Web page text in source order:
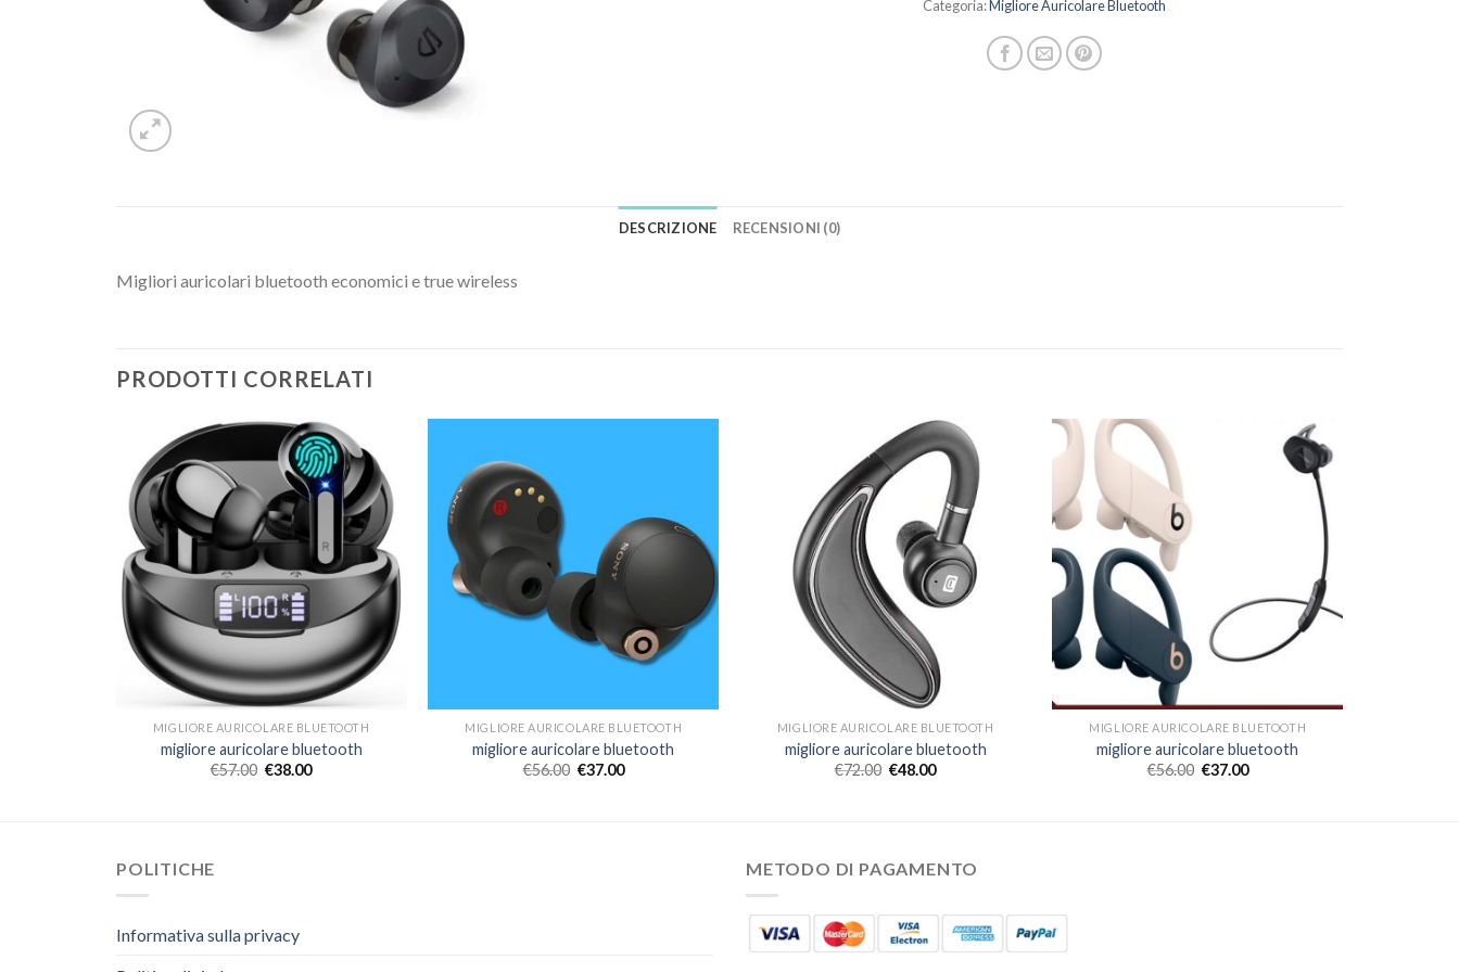
Categoria:Migliore Auricolare Bluetooth
DESCRIZIONE RECENSIONI (0)
Migliori auricolari bluetooth economici e true wireless
PRODOTTI CORRELATI
MIGLIORE AURICOLARE BLUETOOTH
migliore auricolare bluetooth
€57.00 €38.00
MIGLIORE AURICOLARE BLUETOOTH
migliore auricolare bluetooth
€56.00 €37.00
MIGLIORE AURICOLARE BLUETOOTH
migliore auricolare bluetooth
€72.00 €48.00
MIGLIORE AURICOLARE BLUETOOTH
migliore auricolare bluetooth
€56.00 €37.00
POLITICHE
Informativa sulla privacy
METODO DI PAGAMENTO